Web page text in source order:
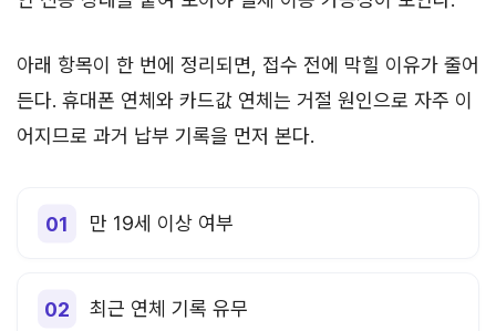
아래 항목이 한 번에 정리되면, 접수 전에 막힐 이유가 줄어
든다. 휴대폰 연체와 카드값 연체는 거절 원인으로 자주 이
어지므로 과거 납부 기록을 먼저 본다.
만 19세 이상 여부
최근 연체 기록 유무